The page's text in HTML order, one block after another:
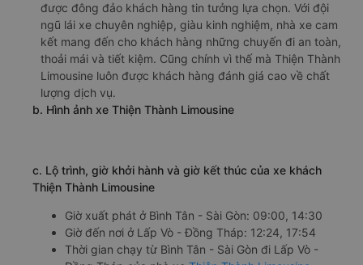
được đông đảo khách hàng tin tưởng lựa chọn. Với đội
ngũ lái xe chuyên nghiệp, giàu kinh nghiệm, nhà xe cam
kết mang đến cho khách hàng những chuyến đi an toàn,
thoải mái và tiết kiệm. Cũng chính vì thế mà Thiện Thành
Limousine luôn được khách hàng đánh giá cao về chất
lượng dịch vụ.
b. Hình ảnh xe Thiện Thành Limousine
c. Lộ trình, giờ khởi hành và giờ kết thúc của xe khách
Thiện Thành Limousine
Giờ xuất phát ở Bình Tân - Sài Gòn: 09:00, 14:30
Giờ đến nơi ở Lấp Vò - Đồng Tháp: 12:24, 17:54
Thời gian chạy từ Bình Tân - Sài Gòn đi Lấp Vò -